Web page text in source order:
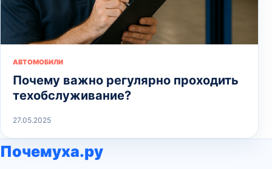
АВТОМОБИЛИ
Почему важно регулярно проходить
техобслуживание?
27.05.2025
Почемуха.ру